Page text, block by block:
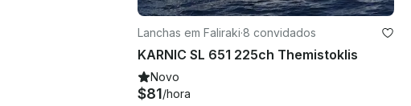
Lanchas em Faliraki·8 convidados
KARNIC SL 651 225ch Themistoklis
Novo
$81/hora